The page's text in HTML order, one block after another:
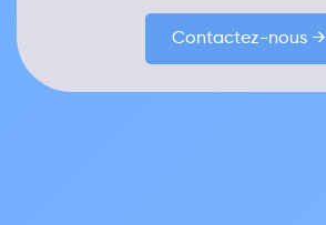
Contactez-nous →